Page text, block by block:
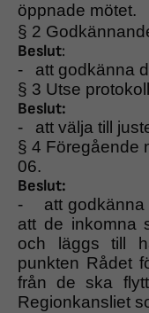
öppnade mötet.
§ 2
Beslut:
-
att godkänna
§ 3 Utse
Beslut:
-
att välja till
§ 4 Föregående
06.
Beslut:
-
att
att de inkomna
och läggs till
punkten Rådet
från de ska
Regionkansliet